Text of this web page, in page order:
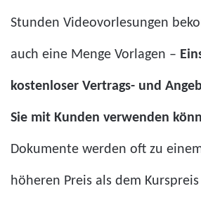
Stunden Videovorlesungen
auch eine Menge Vorlagen –
kostenloser Vertrags- und
Sie mit Kunden verwenden
Dokumente werden oft zu
höheren Preis als dem